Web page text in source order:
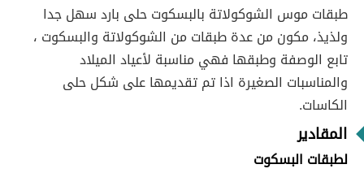
طبقات موس الشوكولاتة بالبسكوت حلى بارد سهل جدا
ولذيذ، مكون من عدة طبقات من الشوكولاتة والبسكوت ،
تابع الوصفة وطبقها فهي مناسبة لأعياد الميلاد
والمناسبات الصغيرة اذا تم تقديمها على شكل حلى
الكاسات.
المقادير
لطبقات البسكوت